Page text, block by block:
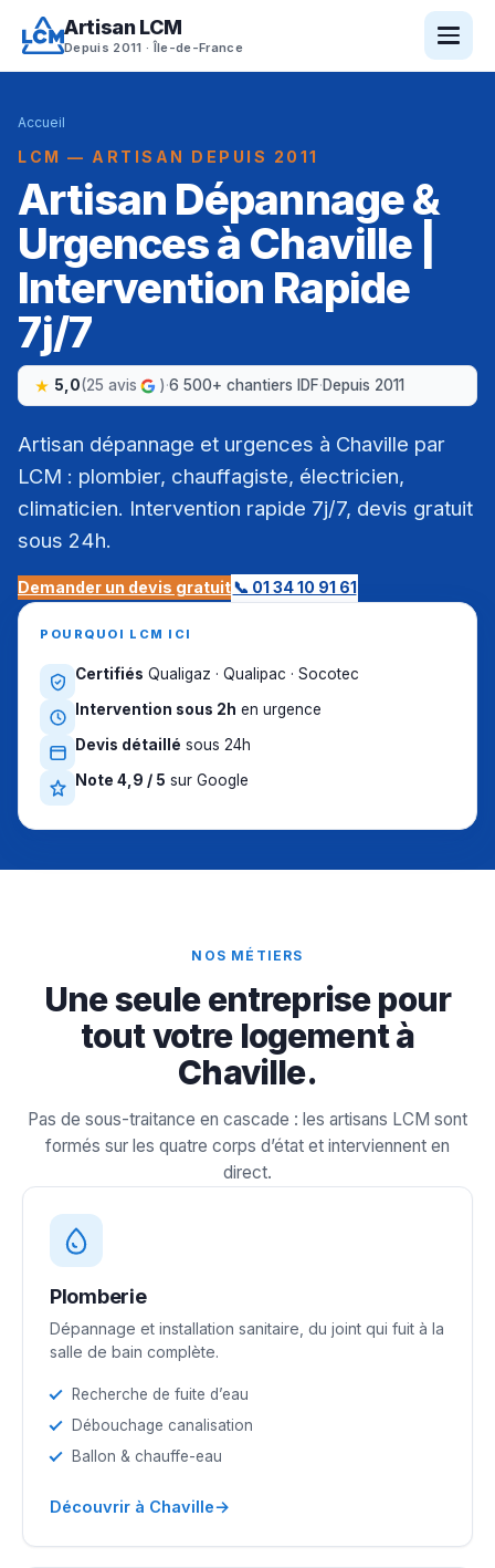
Artisan LCM
Depuis 2011 · Île-de-France
Accueil
LCM — ARTISAN DEPUIS 2011
Artisan Dépannage &
Urgences à Chaville |
Intervention Rapide
7j/7
5,0(25 avis )·6 500+ chantiers IDF·Depuis 2011
Artisan dépannage et urgences à Chaville par
LCM : plombier, chauffagiste, électricien,
climaticien. Intervention rapide 7j/7, devis gratuit
sous 24h.
Demander un devis gratuit📞 01 34 10 91 61
POURQUOI LCM ICI
Certifiés Qualigaz · Qualipac · Socotec
Intervention sous 2h en urgence
Devis détaillé sous 24h
Note 4,9 / 5 sur Google
NOS MÉTIERS
Une seule entreprise pour
tout votre logement à
Chaville.
Pas de sous-traitance en cascade : les artisans LCM sont
formés sur les quatre corps d’état et interviennent en
direct.
Plomberie
Dépannage et installation sanitaire, du joint qui fuit à la
salle de bain complète.
Recherche de fuite d’eau
Débouchage canalisation
Ballon & chauffe-eau
Découvrir à Chaville→